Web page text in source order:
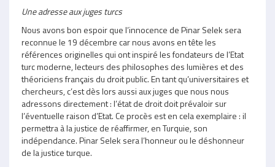
Une adresse aux juges turcs
Nous avons bon espoir que l’innocence de Pinar Selek sera
reconnue le 19 décembre car nous avons en tête les
références originelles qui ont inspiré les fondateurs de l’Etat
turc moderne, lecteurs des philosophes des lumières et des
théoriciens français du droit public. En tant qu’universitaires et
chercheurs, c’est dès lors aussi aux juges que nous nous
adressons directement : l’état de droit doit prévaloir sur
l’éventuelle raison d’Etat. Ce procès est en cela exemplaire : il
permettra à la justice de réaffirmer, en Turquie, son
indépendance. Pinar Selek sera l’honneur ou le déshonneur
de la justice turque.